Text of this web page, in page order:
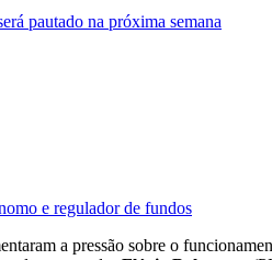
pautado na próxima semana
e regulador de fundos
a pressão sobre o